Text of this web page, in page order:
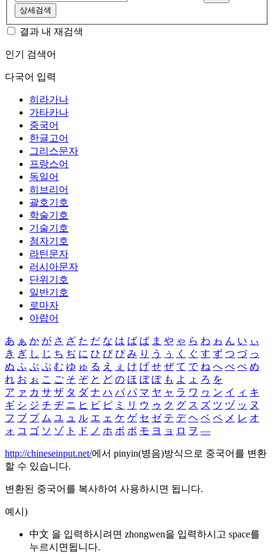
상세검색
결과 내 재검색
인기 검색어
다국어 입력
히라가나
가타카나
중국어
한글고어
그리스문자
프랑스어
독일어
히브리어
괄호기호
학술기호
기술기호
첨자기호
라틴문자
러시아문자
단위기호
일반기호
로마자
아랍어
あ ぁ か が さ ざ た だ な は ば ぱ ま や ゃ ら わ ゎ ん い ぃ
き ぎ し じ ち ぢ に ひ び ぴ み り う ぅ く ぐ す ず つ づ っ
ぬ ふ ぶ ぷ む ゆ ゅ る え ぇ け げ せ ぜ て で ね へ べ ぺ め
れ お ぉ こ ご そ ぞ と ど の ほ ぼ ぽ も よ ょ ろ を
ア ァ カ サ ザ タ ダ ナ ハ バ パ マ ヤ ャ ラ ワ ヮ ン イ ィ キ
ギ シ ジ チ ヂ ニ ヒ ビ ピ ミ リ ウ ゥ ク グ ス ズ ツ ヅ ッ ヌ
フ ブ プ ム ユ ュ ル エ ェ ケ ゲ セ ゼ テ デ ヘ ベ ペ メ レ オ
ォ コ ゴ ソ ゾ ト ド ノ ホ ボ ポ モ ヨ ョ ロ ヲ ―
http://chineseinput.net/에서 pinyin(병음)방식으로 중국어를 변환
할 수 있습니다.
변환된 중국어를 복사하여 사용하시면 됩니다.
예시)
中文 을 입력하시려면 zhongwen을 입력하시고 space를
누르시면됩니다.